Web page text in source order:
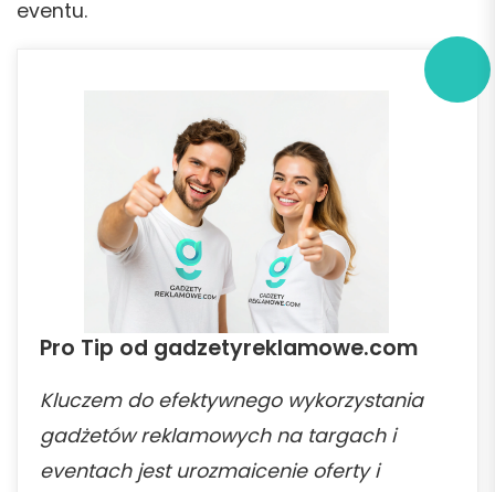
eventu.
Pro Tip od gadzetyreklamowe.com
Kluczem do efektywnego wykorzystania
gadżetów reklamowych na targach i
eventach jest urozmaicenie oferty i